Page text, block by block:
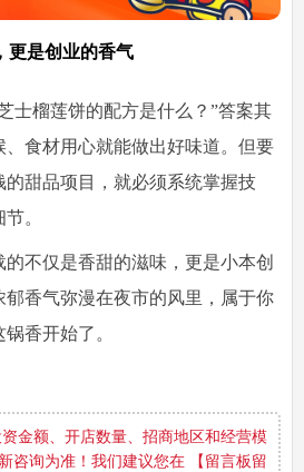
更是创业的香气
榴莲饼的配方是什么？”答案其
、食材用心就能做出好味道。但要
甜品项目，就必须系统掌握技
。
不仅是香甜的滋味，更是小本创
郁香气弥漫在夜市的风里，属于你
香开始了。
金额、开店数量、招商地区和经营模
咨询为准！我们建议您在 【留言板留